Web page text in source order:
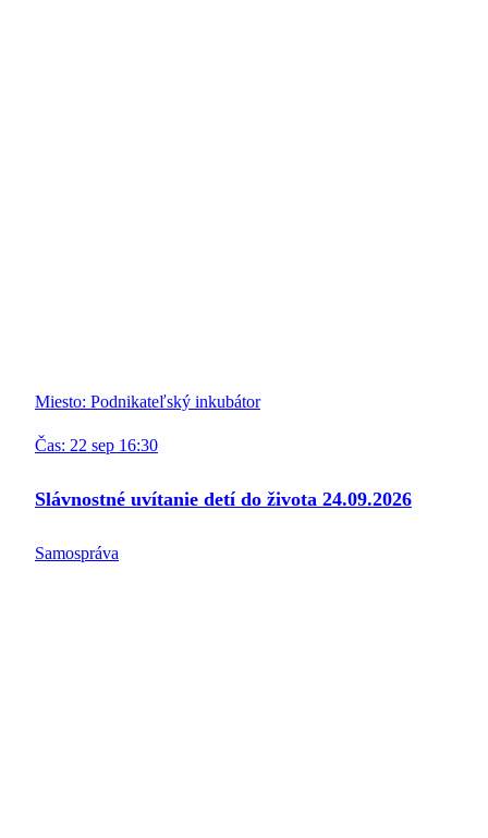
Miesto: Podnikateľský inkubátor
Čas: 22 sep 16:30
Slávnostné uvítanie detí do života 24.09.2026
Samospráva